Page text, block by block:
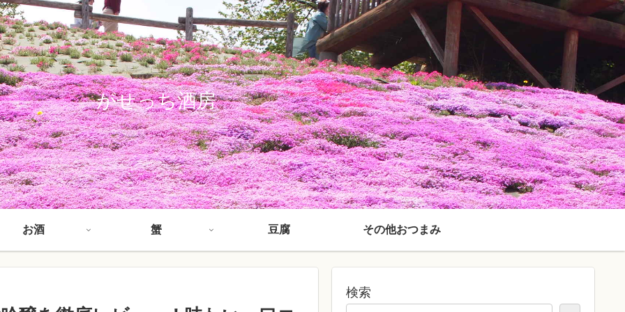
がせっち酒房
お酒 蟹 豆腐 その他おつまみ
検索